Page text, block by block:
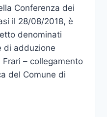
Conferenza dei
il 28/08/2018, è
denominati
di adduzione
Frari – collegamento
del Comune di